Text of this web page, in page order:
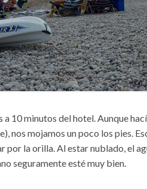
a 10 minutos del hotel. Aunque
nos mojamos un poco los pies.
por la orilla. Al estar nublado, el
seguramente esté muy bien.